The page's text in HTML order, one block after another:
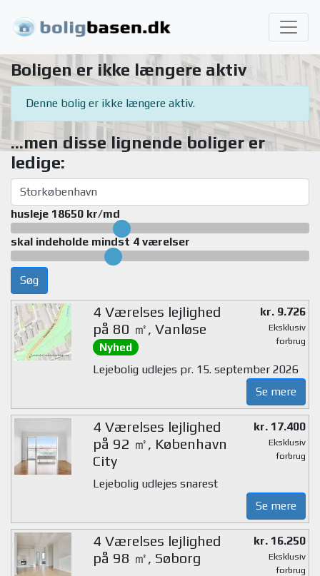
Boligen er ikke længere aktiv
Denne bolig er ikke længere aktiv.
...men disse lignende boliger er
ledige:
husleje 18650 kr/md
skal indeholde mindst 4 værelser
Søg
4 Værelses lejlighed
på 80 ㎡, Vanløse
Nyhed
kr. 9.726
Eksklusiv
forbrug
Lejebolig udlejes pr. 15. september 2026
Se mere
4 Værelses lejlighed
på 92 ㎡, København
City
kr. 17.400
Eksklusiv
forbrug
Lejebolig udlejes snarest
Se mere
4 Værelses lejlighed
på 98 ㎡, Søborg
kr. 16.250
Eksklusiv
forbrug